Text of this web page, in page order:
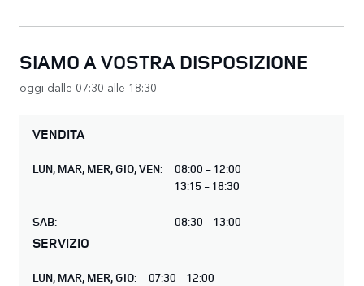
SIAMO A VOSTRA DISPOSIZIONE
oggi dalle 07:30 alle 18:30
VENDITA
LUN, MAR, MER,GIO,VEN:
08:00 - 12:00
13:15 - 18:30
SAB: 08:30 - 13:00
SERVIZIO
LUN, MAR, MER,GIO:
07:30 - 12:00